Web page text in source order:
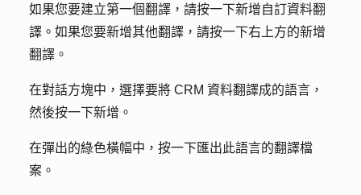
如果您要建立第一個翻譯，請按一下新增自訂資料翻
譯 。如果您要新增其他翻譯，請按一下右上方的新增
翻譯 。
在對話方塊中，選擇要將 CRM 資料翻譯成的語言 ，
然後按一下新增 。
在彈出的綠色橫幅中，按一下匯出此語言的翻譯檔
案 。